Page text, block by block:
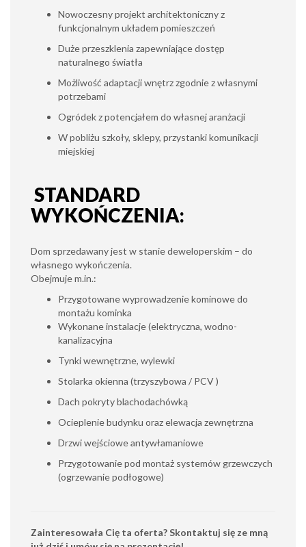
Nowoczesny projekt architektoniczny z
funkcjonalnym układem pomieszczeń
Duże przeszklenia zapewniające dostęp
naturalnego światła
Możliwość adaptacji wnętrz zgodnie z własnymi
potrzebami
Ogródek z potencjałem do własnej aranżacji
W pobliżu szkoły, sklepy, przystanki komunikacji
miejskiej
STANDARD
WYKOŃCZENIA:
Dom sprzedawany jest w stanie deweloperskim – do
własnego wykończenia.
Obejmuje m.in.:
Przygotowane wyprowadzenie kominowe do
montażu kominka
Wykonane instalacje (elektryczna, wodno-
kanalizacyjna
Tynki wewnętrzne, wylewki
Stolarka okienna (trzyszybowa / PCV )
Dach pokryty blachodachówką
Ocieplenie budynku oraz elewacja zewnętrzna
Drzwi wejściowe antywłamaniowe
Przygotowanie pod montaż systemów grzewczych
(ogrzewanie podłogowe)
Zainteresowała Cię ta oferta? Skontaktuj się ze mną